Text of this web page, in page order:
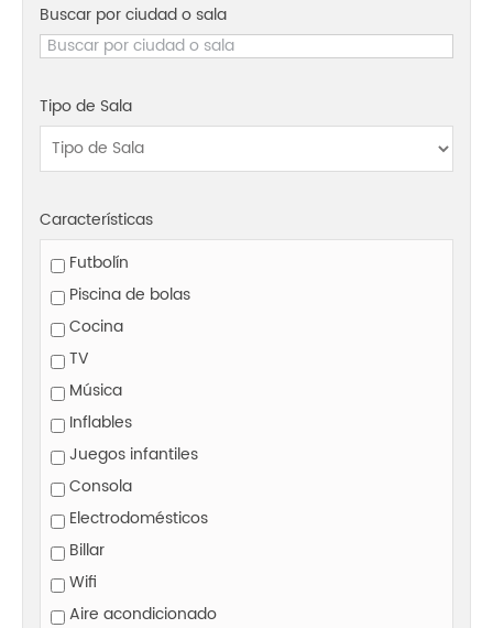
Buscar por ciudad o sala
Tipo de Sala
Características
Futbolín
Piscina de bolas
Cocina
TV
Música
Inflables
Juegos infantiles
Consola
Electrodomésticos
Billar
Wifi
Aire acondicionado